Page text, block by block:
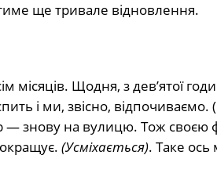
ще тривале відновлення.
місяців. Щодня, з дев’ятої
і ми, звісно, відпочиваємо.
— знову на вулицю. Тож
(Усміхається). Таке